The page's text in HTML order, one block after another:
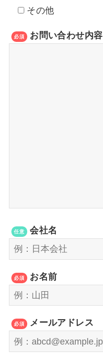
その他
必須 お問い合わせ内容
任意 会社名
必須 お名前
必須 メールアドレス